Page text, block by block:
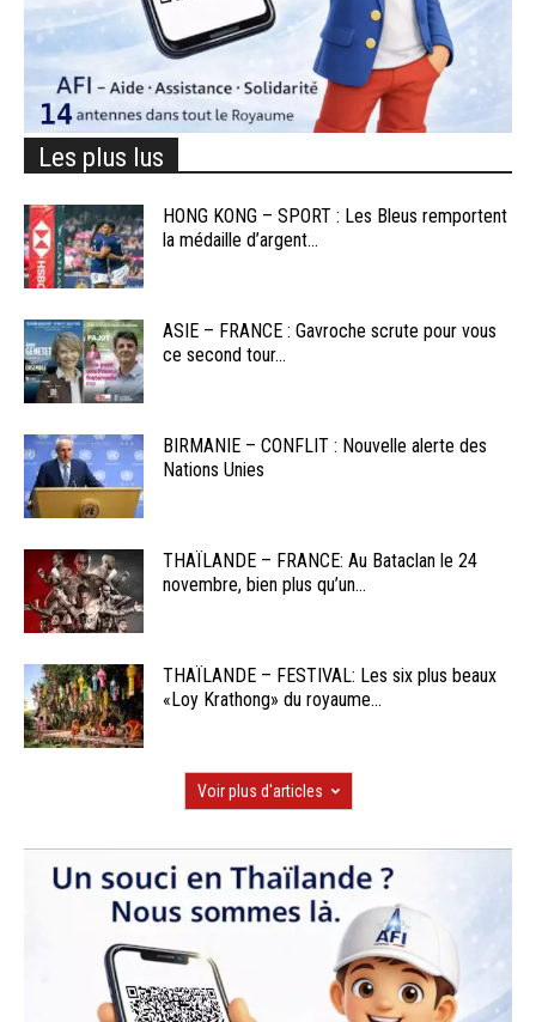
Les plus lus
HONG KONG – SPORT : Les Bleus remportent
la médaille d’argent...
ASIE – FRANCE : Gavroche scrute pour vous
ce second tour...
BIRMANIE – CONFLIT : Nouvelle alerte des
Nations Unies
THAÏLANDE – FRANCE: Au Bataclan le 24
novembre, bien plus qu’un...
THAÏLANDE – FESTIVAL: Les six plus beaux
«Loy Krathong» du royaume...
Voir plus d'articles